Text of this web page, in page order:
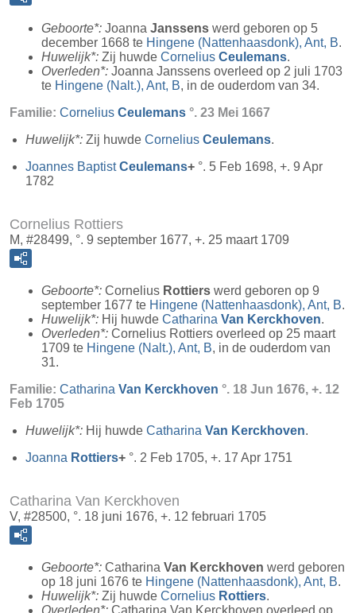
Geboorte*: Joanna Janssens werd geboren op 5
december 1668 te Hingene (Nattenhaasdonk), Ant, B.
Huwelijk*: Zij huwde Cornelius Ceulemans.
Overleden*: Joanna Janssens overleed op 2 juli 1703
te Hingene (Nalt.), Ant, B, in de ouderdom van 34.
Familie: Cornelius Ceulemans °. 23 Mei 1667
Huwelijk*: Zij huwde Cornelius Ceulemans.
Joannes BaptistCeulemans+ °. 5 Feb 1698, +. 9 Apr
1782
Cornelius Rottiers
M, #28499, °. 9 september 1677, +. 25 maart 1709
Geboorte*: Cornelius Rottiers werd geboren op 9
september 1677 te Hingene (Nattenhaasdonk), Ant, B.
Huwelijk*: Hij huwde Catharina Van Kerckhoven.
Overleden*: Cornelius Rottiers overleed op 25 maart
1709 te Hingene (Nalt.), Ant, B, in de ouderdom van
31.
Familie: Catharina Van Kerckhoven °. 18 Jun 1676, +. 12
Feb 1705
Huwelijk*: Hij huwde Catharina Van Kerckhoven.
Joanna Rottiers+ °. 2 Feb 1705, +. 17 Apr 1751
Catharina Van Kerckhoven
V, #28500, °. 18 juni 1676, +. 12 februari 1705
Geboorte*: Catharina Van Kerckhoven werd geboren
op 18 juni 1676 te Hingene (Nattenhaasdonk), Ant, B.
Huwelijk*: Zij huwde Cornelius Rottiers.
Overleden*: Catharina Van Kerckhoven overleed op